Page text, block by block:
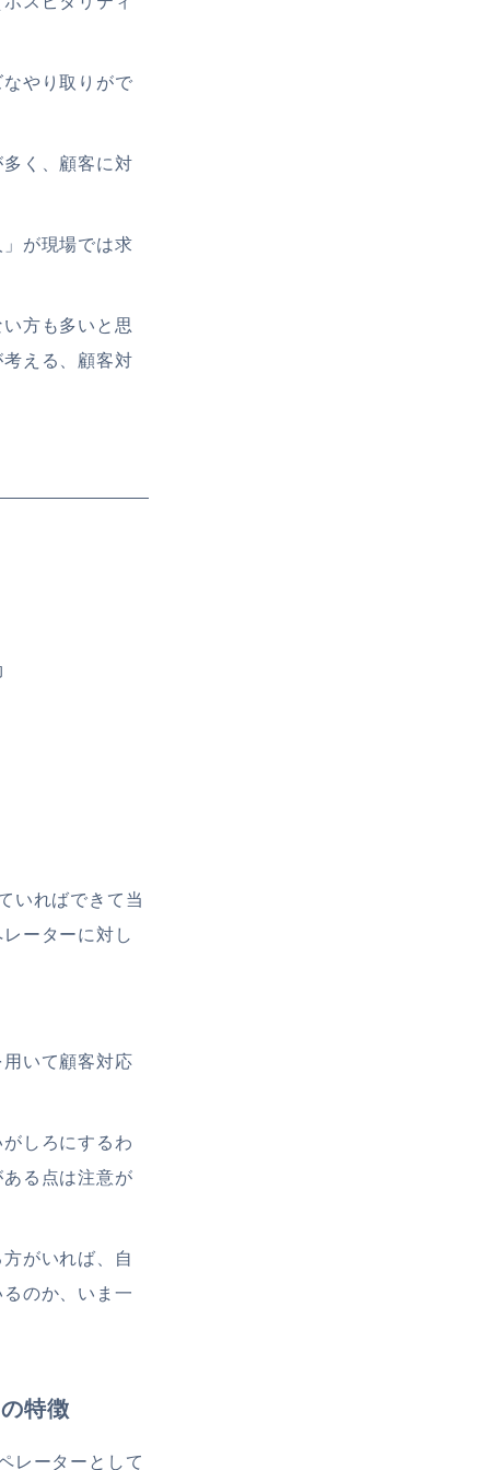
やり取りがで
く、顧客に対
が現場では求
方も多いと思
える、顧客対
いればできて当
ーターに対し
いて顧客対応
しろにするわ
る点は注意が
がいれば、自
のか、いま一
特徴
レーターとして